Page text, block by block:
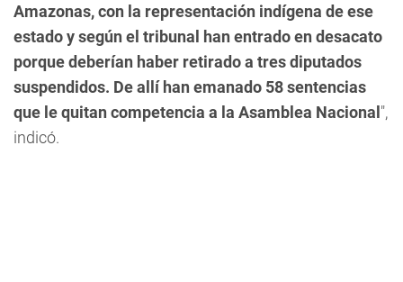
Amazonas, con la representación indígena de ese
estado y según el tribunal han entrado en desacato
porque deberían haber retirado a tres diputados
suspendidos. De allí han emanado 58 sentencias
que le quitan competencia a la Asamblea Nacional ",
indicó.